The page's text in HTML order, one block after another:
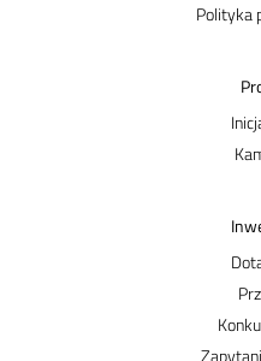
Polityka